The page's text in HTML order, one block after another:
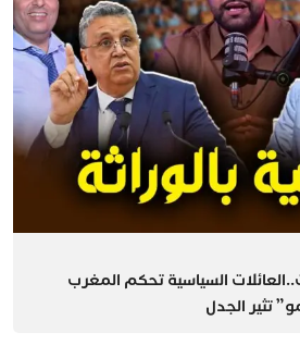
السياسية تحكم المغرب
تثير الجدل